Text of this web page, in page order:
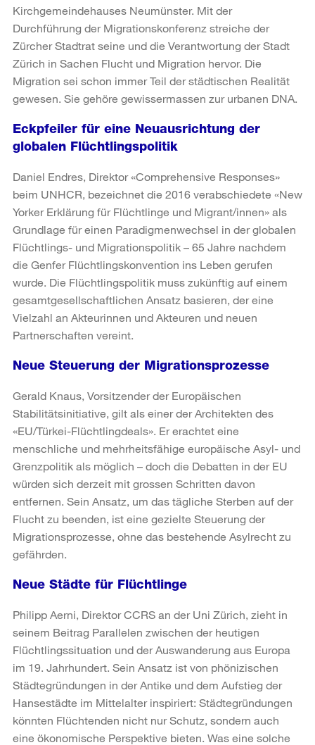
Kirchgemeindehauses Neumünster. Mit der
Durchführung der Migrationskonferenz streiche der
Zürcher Stadtrat seine und die Verantwortung der Stadt
Zürich in Sachen Flucht und Migration hervor. Die
Migration sei schon immer Teil der städtischen Realität
gewesen. Sie gehöre gewissermassen zur urbanen DNA.
Eckpfeiler für eine Neuausrichtung der
globalen Flüchtlingspolitik
Daniel Endres, Direktor «Comprehensive Responses»
beim UNHCR, bezeichnet die 2016 verabschiedete «New
Yorker Erklärung für Flüchtlinge und Migrant/innen» als
Grundlage für einen Paradigmenwechsel in der globalen
Flüchtlings- und Migrationspolitik – 65 Jahre nachdem
die Genfer Flüchtlingskonvention ins Leben gerufen
wurde. Die Flüchtlingspolitik muss zukünftig auf einem
gesamtgesellschaftlichen Ansatz basieren, der eine
Vielzahl an Akteurinnen und Akteuren und neuen
Partnerschaften vereint.
Neue Steuerung der Migrationsprozesse
Gerald Knaus, Vorsitzender der Europäischen
Stabilitätsinitiative, gilt als einer der Architekten des
«EU/Türkei-Flüchtlingdeals». Er erachtet eine
menschliche und mehrheitsfähige europäische Asyl- und
Grenzpolitik als möglich – doch die Debatten in der EU
würden sich derzeit mit grossen Schritten davon
entfernen. Sein Ansatz, um das tägliche Sterben auf der
Flucht zu beenden, ist eine gezielte Steuerung der
Migrationsprozesse, ohne das bestehende Asylrecht zu
gefährden.
Neue Städte für Flüchtlinge
Philipp Aerni, Direktor CCRS an der Uni Zürich, zieht in
seinem Beitrag Parallelen zwischen der heutigen
Flüchtlingssituation und der Auswanderung aus Europa
im 19. Jahrhundert. Sein Ansatz ist von phönizischen
Städtegründungen in der Antike und dem Aufstieg der
Hansestädte im Mittelalter inspiriert: Städtegründungen
könnten Flüchtenden nicht nur Schutz, sondern auch
eine ökonomische Perspektive bieten. Was eine solche